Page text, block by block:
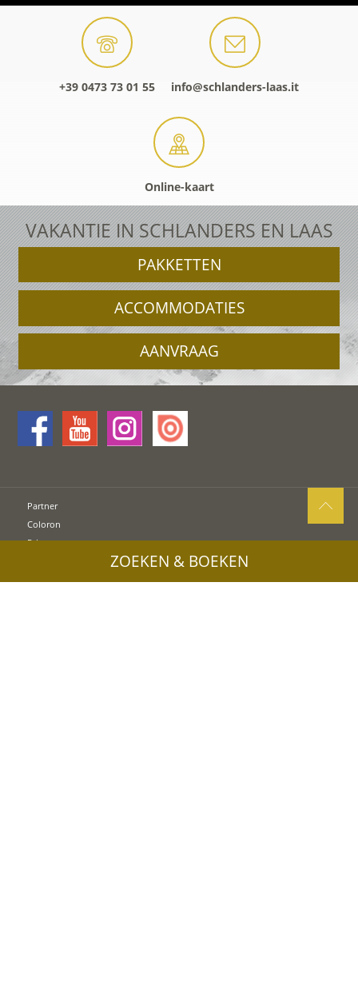
+39 0473 73 01 55 info@schlanders-laas.it
Online-kaart
VAKANTIE IN SCHLANDERS EN LAAS
PAKKETTEN
ACCOMMODATIES
AANVRAAG
Partner
Coloron
Privacy
ZOEKEN & BOEKEN